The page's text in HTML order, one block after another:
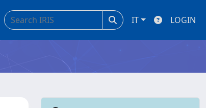
IT LOGIN